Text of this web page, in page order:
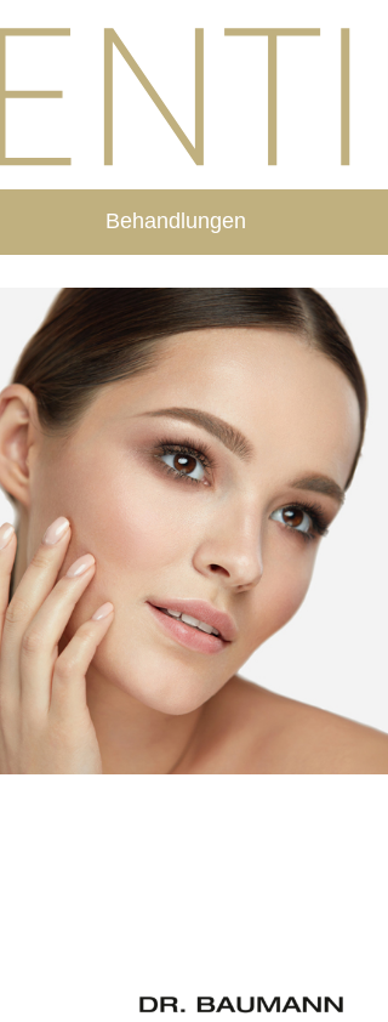
Behandlungen